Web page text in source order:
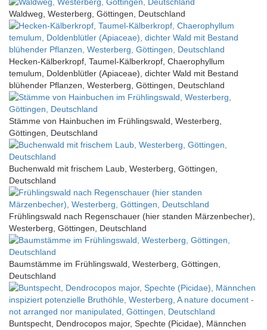
Waldweg, Westerberg, Göttingen, Deutschland
Hecken-Kälberkropf, Taumel-Kälberkropf, Chaerophyllum
temulum, Doldenblütler (Apiaceae), dichter Wald mit Bestand
blühender Pflanzen, Westerberg, Göttingen, Deutschland
Stämme von Hainbuchen im Frühlingswald, Westerberg,
Göttingen, Deutschland
Buchenwald mit frischem Laub, Westerberg, Göttingen,
Deutschland
Frühlingswald nach Regenschauer (hier standen Märzenbecher),
Westerberg, Göttingen, Deutschland
Baumstämme im Frühlingswald, Westerberg, Göttingen,
Deutschland
Buntspecht, Dendrocopos major, Spechte (Picidae), Männchen